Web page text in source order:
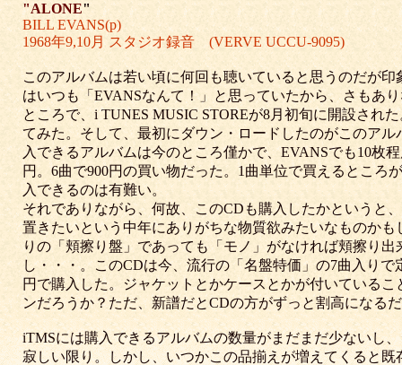
"ALONE"
BILL EVANS(p)
1968年9,10月 スタジオ録音 (VERVE UCCU-9095)
このアルバムは若い頃に何回も聴いていると思うのだが
はいつも「EVANSなんて！」と思っていたから、さもあ
ところで、i TUNES MUSIC STOREが8月初旬に開設され
てみた。そして、最初にダウン・ロードしたのがこのア
入できるアルバムは今のところ僅かで、EVANSでも10枚
円。6曲で900円の買い物だった。1曲単位で買えるところ
入できるのは有難い。
それでありながら、何故、このCDも購入したかというと
置きたいという中年にありがちな物質欲みたいなものか
りの「頬擦り盤」であっても「モノ」がなければ頬擦り出
し・・・。このCDは今、流行の「名盤特価」の7曲入りで
円で購入した。ジャケットとかケースとかが付いている
ンだろうか？ただ、新譜だとCDの方がずっと割高になる
iTMSには購入できるアルバムの数量がまだまだ少ないし
寂しい限り。しかし、いつかこの品揃えが増えてくると